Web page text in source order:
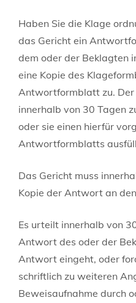
Haben Sie die Klage
das Gericht ein
dem oder der Beklagten
eine Kopie des
Antwortformblatt zu.
innerhalb von 30 Tagen
oder sie einen hierfür
Antwortformblatts
Das Gericht muss
Kopie der Antwort an
Es urteilt innerhalb von
Antwort des oder der
Antwort eingeht, oder
schriftlich zu weiteren
Beweisaufnahme durch